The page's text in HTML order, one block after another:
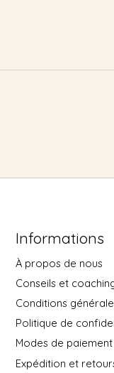
Informations
À propos de nous
Conseils et
Conditions
Politique de
Modes de paiement
Expédition et